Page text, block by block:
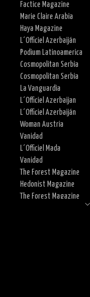
Factice Magazine
Marie Claire Arabia
Haya Magazine
L´Officiel Azerbaiján
Podium Latinoamerica
Cosmopolitan Serbia
Cosmopolitan Serbia
La Vanguardia
L´Officiel Azerbaijan
L´Officiel Azerbaiján
Woman Austria
Vanidad
L´Officiel Mada
Vanidad
The Forest Magazine
Hedonist Magazine
The Forest Magazine